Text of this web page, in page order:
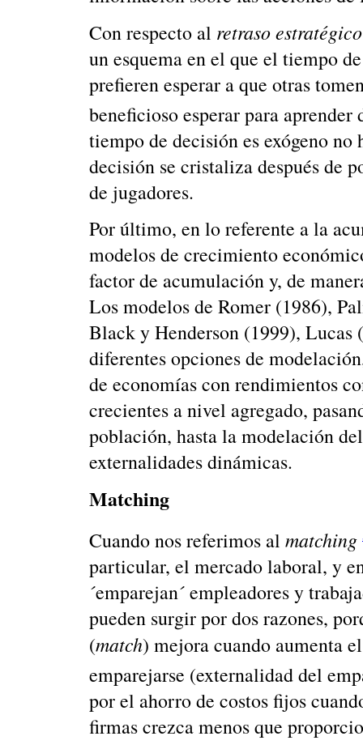
Con respecto al retraso
un esquema en el que el tiempo
prefieren esperar a que otras
beneficioso esperar para
tiempo de decisión es exógeno no
decisión se cristaliza después de
de jugadores.
Por último, en lo referente a la
modelos de crecimiento
factor de acumulación y, de
Los modelos de Romer (1986),
Black y Henderson (1999),
diferentes opciones de
de economías con rendimientos
crecientes a nivel agregado,
población, hasta la modelación
externalidades dinámicas.
Matching
Cuando nos referimos al matching
particular, el mercado laboral, y
´emparejan´ empleadores y
pueden surgir por dos razones,
(match) mejora cuando aumenta
emparejarse (externalidad del
por el ahorro de costos fijos
firmas crezca menos que